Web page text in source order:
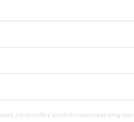
sõidustiilist, sõiduki raskusest ning